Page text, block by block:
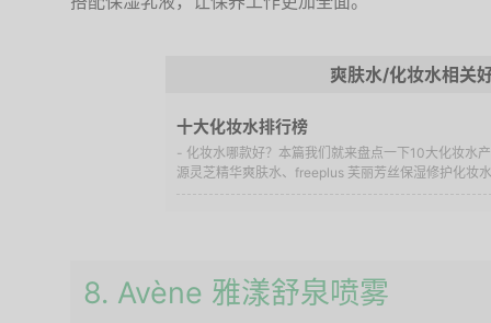
爽肤水/化妆水相关
十大化妆水排行榜
- 化妆水哪款好？本篇我们就来盘点一下10大化妆水
源灵芝精华爽肤水、freeplus 芙丽芳丝保湿修护化妆
8. Avène 雅漾舒泉喷雾